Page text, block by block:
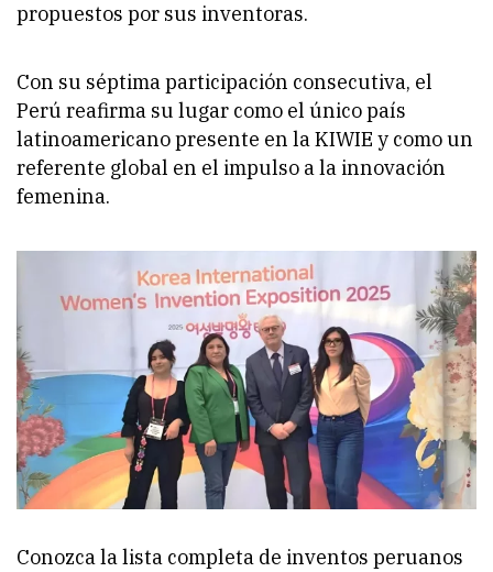
propuestos por sus inventoras.
Con su séptima participación consecutiva, el
Perú reafirma su lugar como el único país
latinoamericano presente en la KIWIE y como un
referente global en el impulso a la innovación
femenina.
Conozca la lista completa de inventos peruanos